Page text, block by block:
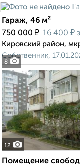
8
Гараж, 46 м²
750 000 ₽ 16 400 ₽
Кировский район,
Собственник,
12
Помещение